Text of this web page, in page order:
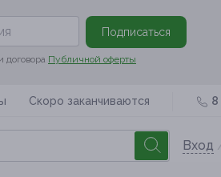
Подписаться
Публичной оферты
Скоро заканчиваются 8
Вход